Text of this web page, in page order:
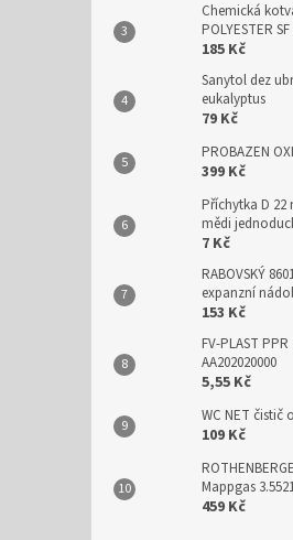
Chemická
POLYESTER
185 Kč
Sanytol dez
eukalyptus
79 Kč
PROBAZEN
399 Kč
Příchytka D
mědi
7 Kč
RABOVSKÝ
expanzní
153 Kč
FV-PLAST
AA202020000
5,55 Kč
WC NET čistič
109 Kč
Mappgas
459 Kč